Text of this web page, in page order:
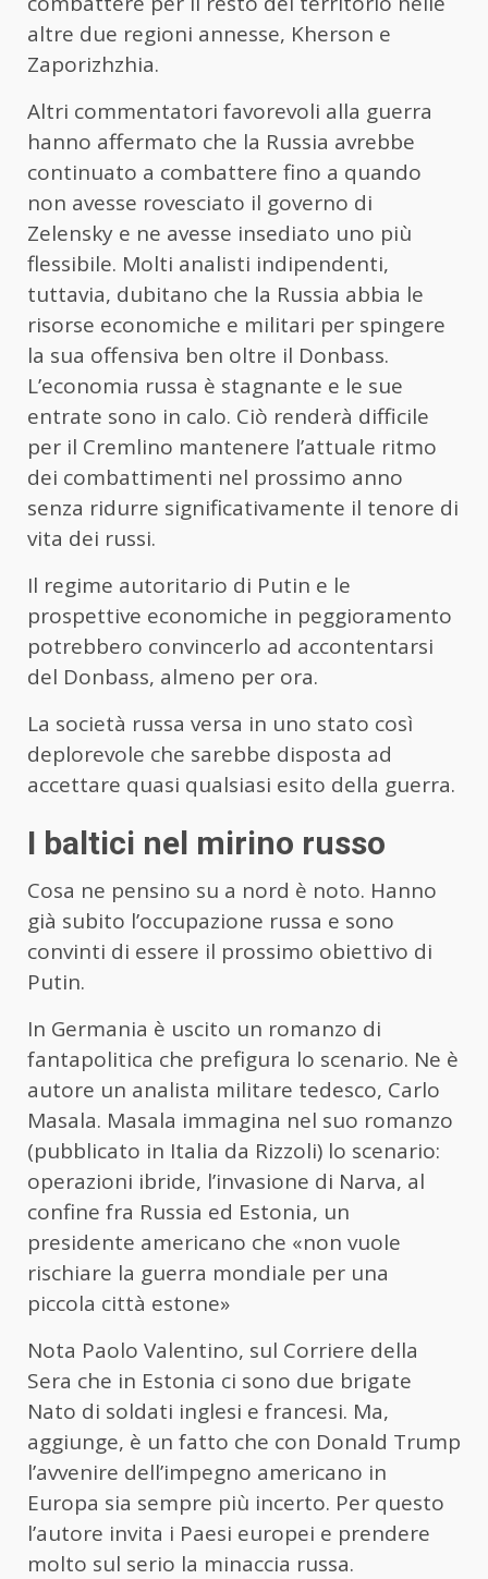
altre due regioni annesse, Kherson e
Zaporizhzhia.
Altri commentatori favorevoli alla guerra
hanno affermato che la Russia avrebbe
continuato a combattere fino a quando
non avesse rovesciato il governo di
Zelensky e ne avesse insediato uno più
flessibile. Molti analisti indipendenti,
tuttavia, dubitano che la Russia abbia le
risorse economiche e militari per spingere
la sua offensiva ben oltre il Donbass.
L’economia russa è stagnante e le sue
entrate sono in calo. Ciò renderà difficile
per il Cremlino mantenere l’attuale ritmo
dei combattimenti nel prossimo anno
senza ridurre significativamente il tenore di
vita dei russi.
Il regime autoritario di Putin e le
prospettive economiche in peggioramento
potrebbero convincerlo ad accontentarsi
del Donbass, almeno per ora.
La società russa versa in uno stato così
deplorevole che sarebbe disposta ad
accettare quasi qualsiasi esito della guerra.
I baltici nel mirino russo
Cosa ne pensino su a nord è noto. Hanno
già subito l’occupazione russa e sono
convinti di essere il prossimo obiettivo di
Putin.
In Germania è uscito un romanzo di
fantapolitica che prefigura lo scenario. Ne è
autore un analista militare tedesco, Carlo
Masala. Masala immagina nel suo romanzo
(pubblicato in Italia da Rizzoli) lo scenario:
operazioni ibride, l’invasione di Narva, al
confine fra Russia ed Estonia, un
presidente americano che «non vuole
rischiare la guerra mondiale per una
piccola città estone»
Nota Paolo Valentino, sul Corriere della
Sera che in Estonia ci sono due brigate
Nato di soldati inglesi e francesi. Ma,
aggiunge, è un fatto che con Donald Trump
l’avvenire dell’impegno americano in
Europa sia sempre più incerto. Per questo
l’autore invita i Paesi europei e prendere
molto sul serio la minaccia russa.